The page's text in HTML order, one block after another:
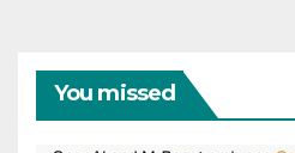
You missed